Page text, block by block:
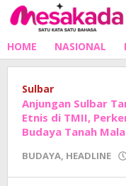
Lewati
ke
HOME NASIONAL
Sulbar
Anjungan Sulbar
Etnis di TMII,
Budaya Tanah
BUDAYA, HEADLINE